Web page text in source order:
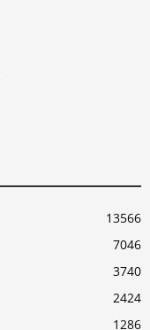
13566
7046
3740
2424
1286